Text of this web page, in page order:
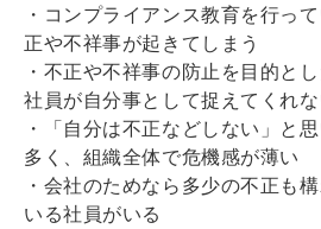
・コンプライアンス教育を行っ
正や不祥事が起きてしまう
・不正や不祥事の防止を目的と
社員が自分事として捉えてくれ
・「自分は不正などしない」と
多く、組織全体で危機感が薄い
・会社のためなら多少の不正も
いる社員がいる